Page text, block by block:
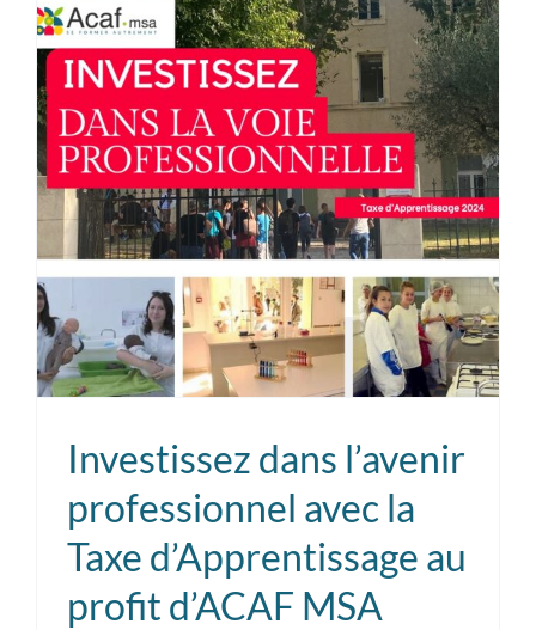
Orange
:
Célébrons
Féminin
Investissez dans l’avenir
professionnel avec la
Taxe d’Apprentissage au
profit d’ACAF MSA